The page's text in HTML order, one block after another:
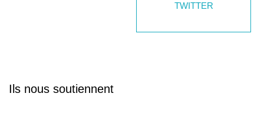
TWITTER
Ils nous soutiennent